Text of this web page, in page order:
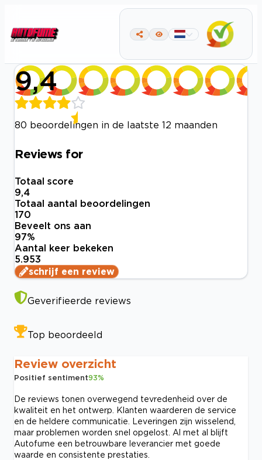
9,4
80 beoordelingen in de laatste 12 maanden
Reviews for
Totaal score
9,4
Totaal aantal beoordelingen
170
Beveelt ons aan
97%
Aantal keer bekeken
5.953
schrijf een review
Geverifieerde reviews
Top beoordeeld
Review overzicht
Positief sentiment93%
De reviews tonen overwegend tevredenheid over de
kwaliteit en het ontwerp. Klanten waarderen de service
en de heldere communicatie. Leveringen zijn wisselend,
maar problemen worden snel opgelost. Al met al blijft
Autofume een betrouwbare leverancier met goede
waarde en consistente prestaties.